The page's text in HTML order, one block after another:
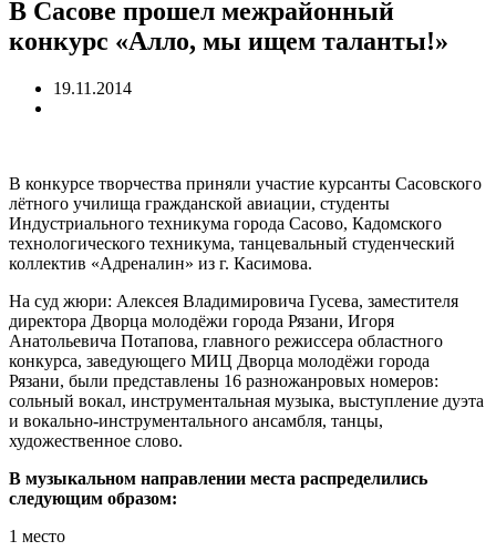
В Сасове прошел межрайонный
конкурс «Алло, мы ищем таланты!»
19.11.2014
В конкурсе творчества приняли участие курсанты Сасовского
лётного училища гражданской авиации, студенты
Индустриального техникума города Сасово, Кадомского
технологического техникума, танцевальный студенческий
коллектив «Адреналин» из г. Касимова.
На суд жюри: Алексея Владимировича Гусева, заместителя
директора Дворца молодёжи города Рязани, Игоря
Анатольевича Потапова, главного режиссера областного
конкурса, заведующего МИЦ Дворца молодёжи города
Рязани, были представлены 16 разножанровых номеров:
сольный вокал, инструментальная музыка, выступление дуэта
и вокально-инструментального ансамбля, танцы,
художественное слово.
В музыкальном направлении места распределились
следующим образом:
1 место